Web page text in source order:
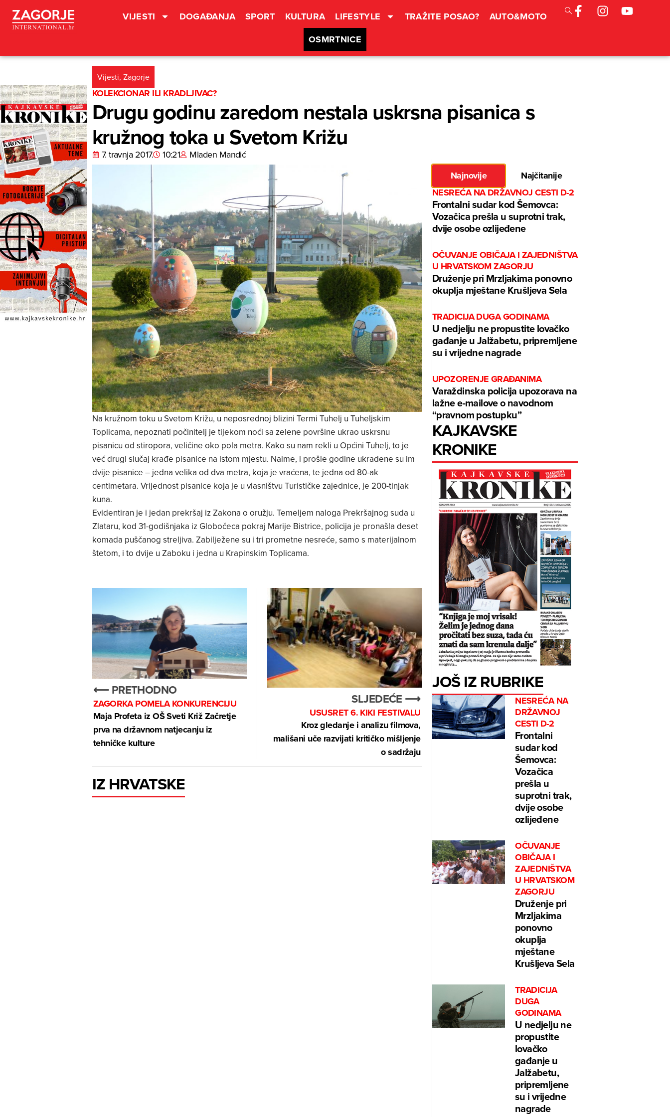
VIJESTI DOGAĐANJA SPORT KULTURA LIFESTYLE TRAŽITE POSAO?
AUTO&MOTO
OSMRTNICE
Vijesti, Zagorje
KOLEKCIONAR ILI KRADLJIVAC?
Drugu godinu zaredom nestala uskrsna pisanica s
kružnog toka u Svetom Križu
7. travnja 2017. 10:21 Mladen Mandić
Na kružnom toku u Svetom Križu, u neposrednoj blizini Termi Tuhelj u Tuheljskim
Toplicama, nepoznati počinitelj je tijekom noći sa zelene površine ukrao uskrsnu
pisanicu od stiropora, veličine oko pola metra. Kako su nam rekli u Općini Tuhelj, to je
već drugi slučaj krađe pisanice na istom mjestu. Naime, i prošle godine ukradene su im
dvije pisanice – jedna velika od dva metra, koja je vraćena, te jedna od 80-ak
centimetara. Vrijednost pisanice koja je u vlasništvu Turističke zajednice, je 200-tinjak
kuna.
Evidentiran je i jedan prekršaj iz Zakona o oružju. Temeljem naloga Prekršajnog suda u
Zlataru, kod 31-godišnjaka iz Globočeca pokraj Marije Bistrice, policija je pronašla deset
komada puščanog streljiva. Zabilježene su i tri prometne nesreće, samo s materijalnom
štetom, i to dvije u Zaboku i jedna u Krapinskim Toplicama.
⟵ PRETHODNO
ZAGORKA POMELA KONKURENCIJU
Maja Profeta iz OŠ Sveti Križ Začretje
prva na državnom natjecanju iz
tehničke kulture
SLJEDEĆE ⟶
USUSRET 6. KIKI FESTIVALU
Kroz gledanje i analizu filmova,
mališani uče razvijati kritičko mišljenje
o sadržaju
IZ HRVATSKE
Najnovije
Najčitanije
NESREĆA NA DRŽAVNOJ CESTI D-2
Frontalni sudar kod Šemovca:
Vozačica prešla u suprotni trak,
dvije osobe ozlijeđene
OČUVANJE OBIČAJA I ZAJEDNIŠTVA
U HRVATSKOM ZAGORJU
Druženje pri Mrzljakima ponovno
okuplja mještane Krušljeva Sela
TRADICIJA DUGA GODINAMA
U nedjelju ne propustite lovačko
gađanje u Jalžabetu, pripremljene
su i vrijedne nagrade
UPOZORENJE GRAĐANIMA
Varaždinska policija upozorava na
lažne e-mailove o navodnom
“pravnom postupku”
KAJKAVSKE
KRONIKE
JOŠ IZ RUBRIKE
NESREĆA NA
DRŽAVNOJ
CESTI D-2
Frontalni
sudar kod
Šemovca:
Vozačica
prešla u
suprotni trak,
dvije osobe
ozlijeđene
OČUVANJE
OBIČAJA I
ZAJEDNIŠTVA
U HRVATSKOM
ZAGORJU
Druženje pri
Mrzljakima
ponovno
okuplja
mještane
Krušljeva Sela
TRADICIJA
DUGA
GODINAMA
U nedjelju ne
propustite
lovačko
gađanje u
Jalžabetu,
pripremljene
su i vrijedne
nagrade